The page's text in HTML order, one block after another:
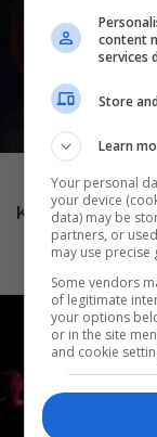
Το Ροκ
και
content
services
Store
Learn
Your personal
your device
data) may be
partners, or
may use
Some vendors
of legitimate
your options
or in the site
and cookie